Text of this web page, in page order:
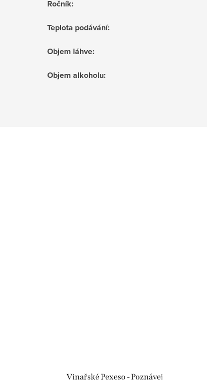
Ročník:
Teplota podávání:
Objem láhve:
Objem alkoholu:
Vinařské Pexeso - Poznávej